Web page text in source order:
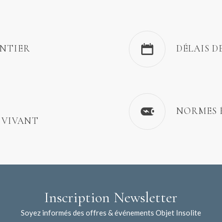
DÉLAIS
VIVANT
NORMES
Inscription Newsletter
Soyez informés des offres & événements Objet Insolite